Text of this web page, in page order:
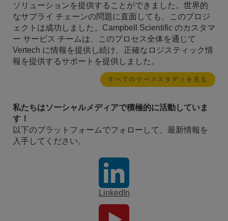
ソリューションを提供することができました。世界的
なサプライ チェーンの問題に直面しても、このプロジ
ェクトは成功しました。Campbell Scientific のカスタマ
ー サービス チームは、このプロセス全体を通じて
Vertech に情報を提供し続け、正確なロジスティック情
報を提供するサポートを提供しました。
すべてのケーススタディを見る
私たちはソーシャルメディアで積極的に活動していま
す！
以下のプラットフォームでフォローして、最新情報を
入手してください。
LinkedIn